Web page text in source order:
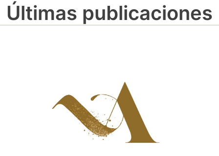
Últimas publicaciones